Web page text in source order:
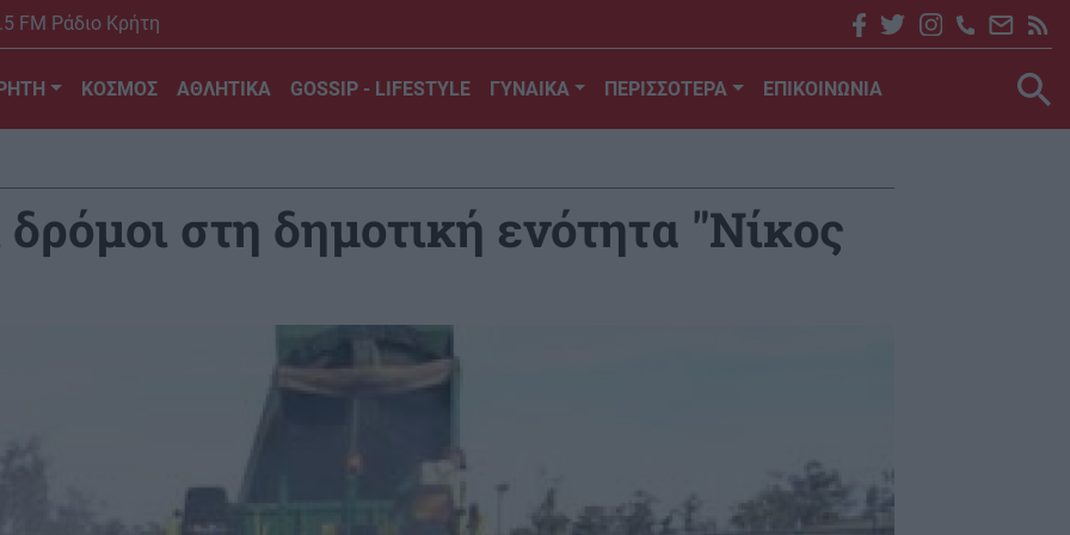
FM Ράδιο Κρήτη
ΚΟΣΜΟΣ ΑΘΛΗΤΙΚΑ GOSSIP - LIFESTYLE ΓΥΝΑΙΚΑ ΠΕΡΙΣΣΟΤΕΡΑ ΕΠΙΚΟΙΝΩΝΙΑ
δρόμοι στη δημοτική ενότητα "Νίκος